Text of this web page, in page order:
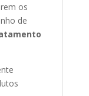
os
de